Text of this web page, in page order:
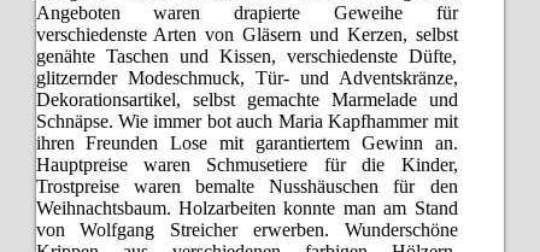
Angeboten waren drapierte Geweihe für
verschiedenste Arten von Gläsern und Kerzen, selbst
genähte Taschen und Kissen, verschiedenste Düfte,
glitzernder Modeschmuck, Tür- und Adventskränze,
Dekorationsartikel, selbst gemachte Marmelade und
Schnäpse. Wie immer bot auch Maria Kapfhammer mit
ihren Freunden Lose mit garantiertem Gewinn an.
Hauptpreise waren Schmusetiere für die Kinder,
Trostpreise waren bemalte Nusshäuschen für den
Weihnachtsbaum. Holzarbeiten konnte man am Stand
von Wolfgang Streicher erwerben. Wunderschöne